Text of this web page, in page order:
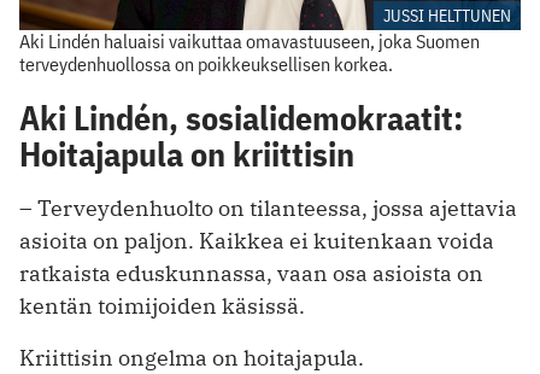
JUSSI HELTTUNEN
Aki Lindén haluaisi vaikuttaa omavastuuseen, joka Suomen
terveydenhuollossa on poikkeuksellisen korkea.
Aki Lindén, sosialidemokraatit:
Hoitajapula on kriittisin
– Terveydenhuolto on tilanteessa, jossa ajettavia
asioita on paljon. Kaikkea ei kuitenkaan voida
ratkaista eduskunnassa, vaan osa asioista on
kentän toimijoiden käsissä.
Kriittisin ongelma on hoitajapula.